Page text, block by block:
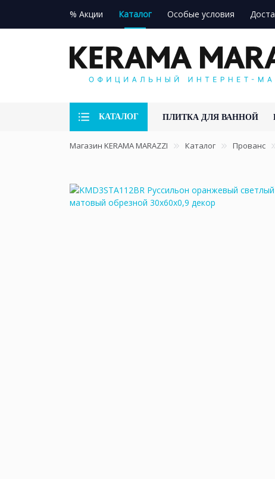
% Акции Каталог Особые условия
КАТАЛОГ ПЛИТКА ДЛЯ ВАННОЙ
Магазин KERAMA MARAZZI Каталог Прованс